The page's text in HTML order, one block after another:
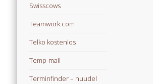
Swisscows
Teamwork.com
Telko kostenlos
Temp-mail
Terminfinder – nuudel